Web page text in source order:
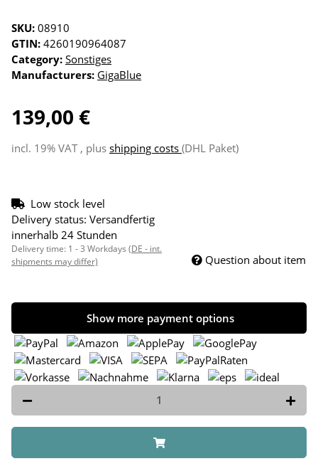
SKU: 08910
GTIN: 4260190964087
Category: Sonstiges
Manufacturers: GigaBlue
139,00 €
incl. 19% VAT , plus shipping costs (DHL Paket)
Low stock level
Delivery status: Versandfertig
innerhalb 24 Stunden
Delivery time: 1 - 3 Workdays (DE - int.
shipments may differ)
Question about item
Show more payment options